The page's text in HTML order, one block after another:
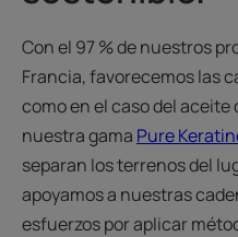
Con el 97 % de nuestros
Francia, favorecemos las
como en el caso del
nuestra gama Pure
separan los terrenos del
apoyamos a nuestras
esfuerzos por aplicar